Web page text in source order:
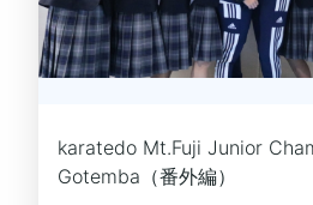
karatedo Mt.Fuji Junior
Gotemba（番外編）